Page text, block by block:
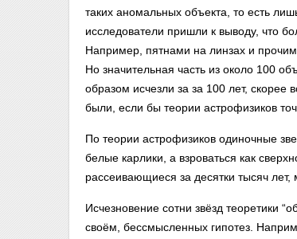
таких аномальных объекта, то есть
исследователи пришли к выводу, что
Например, пятнами на линзах и
Но значительная часть из около 100
образом исчезли за за 100 лет, скорее
были, если бы теории астрофизиков
По теории астрофизиков одиночные
белые карлики, а взроваться как
рассеивающиеся за десятки тысяч лет,
Исчезновение сотни звёзд теоретики
своём, бессмысленных гипотез.